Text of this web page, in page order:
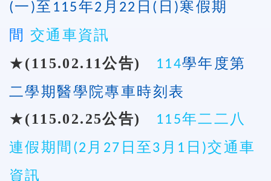
(一)至115年2月22日(日)寒假期
間 交通車資訊
★(115.02.11公告) 114學年度第
二學期醫學院專車時刻表
★(115.02.25公告)
115年二二八
連假期間(2月27日至3月1日)交通車
資訊